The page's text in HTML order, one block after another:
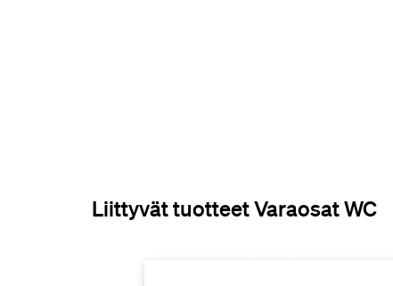
Liittyvät tuotteet Varaosat WC